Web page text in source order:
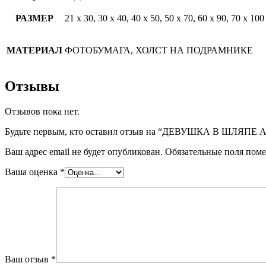
РАЗМЕР 21 х 30, 30 х 40, 40 х 50, 50 х 70, 60 х 90, 70 х 100
МАТЕРИАЛ ФОТОБУМАГА, ХОЛСТ НА ПОДРАМНИКЕ
Отзывы
Отзывов пока нет.
Будьте первым, кто оставил отзыв на “ДЕВУШКА В ШЛЯПЕ
Ваш адрес email не будет опубликован. Обязательные поля
Ваша оценка *
Ваш отзыв *